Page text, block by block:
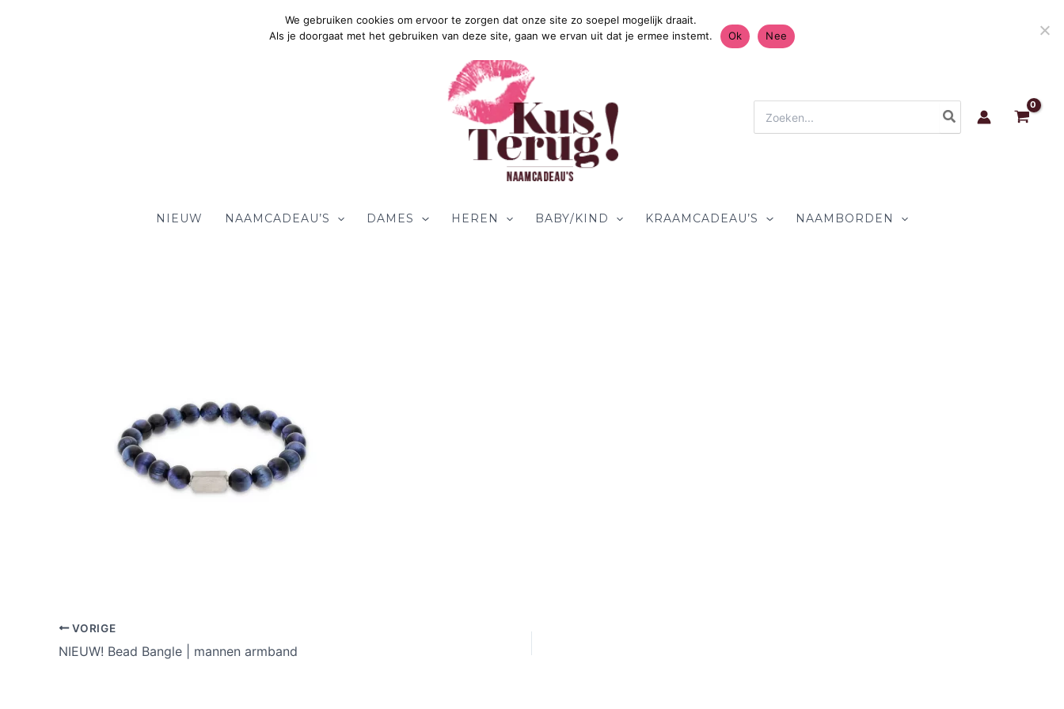
Gratis Verzending in Nederland & België 4.7/5 op
naar:
NIEUW NAAMCADEAU’S DAMES HEREN BABY/KIND KRAAMCADEAU’S NAAMBORDEN
VORIGE
NIEUW! Bead Bangle | mannen armband
We gebruiken cookies om ervoor te zorgen dat onze site zo soepel mogelijk draait.
Als je doorgaat met het gebruiken van deze site, gaan we ervan uit dat je ermee instemt.
Ok Nee